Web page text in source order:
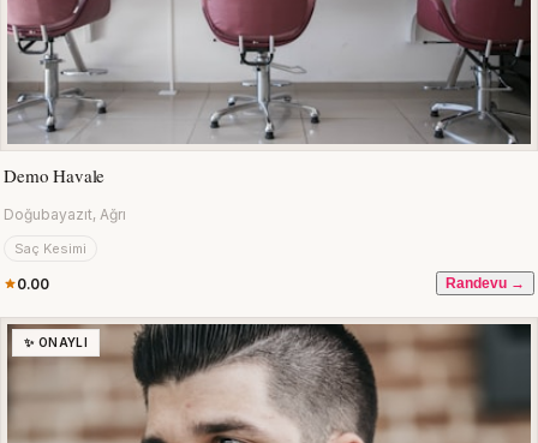
Demo Havale
Doğubayazıt, Ağrı
Saç Kesimi
0.00 Randevu →
✨ ONAYLI